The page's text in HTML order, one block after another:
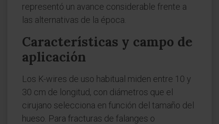
representó un avance considerable frente a
las alternativas de la época.
Características y campo de
aplicación
Los K-wires de uso habitual miden entre 10 y
30 cm de longitud, con diámetros que el
cirujano selecciona en función del tamaño del
hueso. Para fracturas de falanges o